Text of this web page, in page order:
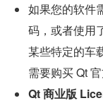
如果您的软件
码，或者使用
某些特定的车
需要购买 Qt
Qt 商业版